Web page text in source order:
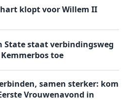
klopt voor Willem II
State staat verbindingsweg
toe
samen sterker: kom
Vrouwenavond in